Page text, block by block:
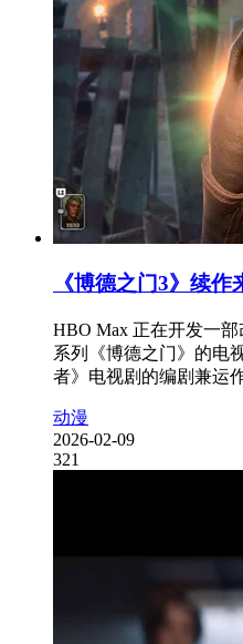
《博德之门3》续
HBO Max 正在开发一
系列《博德之门》的电
者》电视剧的编剧兼运
动漫
2026-02-09
321